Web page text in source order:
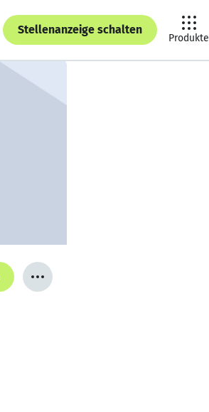
Stellenanzeige schalten
Produkte